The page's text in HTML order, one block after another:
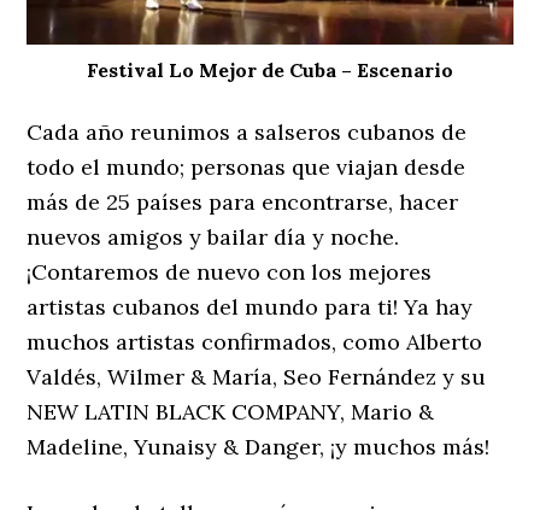
Festival Lo Mejor de Cuba – Escenario
Cada año reunimos a salseros cubanos de
todo el mundo; personas que viajan desde
más de 25 países para encontrarse, hacer
nuevos amigos y bailar día y noche.
¡Contaremos de nuevo con los mejores
artistas cubanos del mundo para ti! Ya hay
muchos artistas confirmados, como Alberto
Valdés, Wilmer & María, Seo Fernández y su
NEW LATIN BLACK COMPANY, Mario &
Madeline, Yunaisy & Danger, ¡y muchos más!